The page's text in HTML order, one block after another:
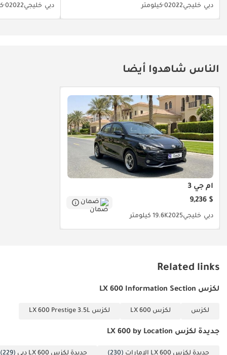
دبي خليجي20220 كيلومتر دبي خليجي20220 كيلومتر
الناس شاهدوا أيضا
أم جي 3
$ 9,236
ضمان
دبي خليجي202519.6K كيلومتر
Related links
لكزس LX 600 Information Section
لكزس لكزس LX 600 لكزس LX 600 Prestige 3.5L
جديدة لكزس LX 600 by Location
جديدة لكزس LX 600 الإمارات (230) جديدة لكزس LX 600 دبي (229)
تم إنشاء هذه الإحصاءات بواسطة الذكاء الاصطناعي اعتماداً على بيانات